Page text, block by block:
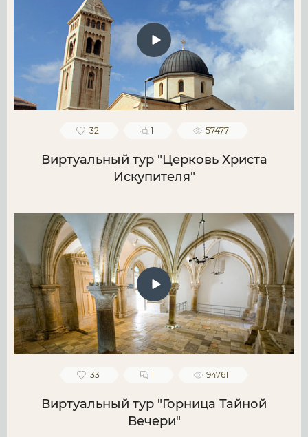
32 1 57477
Виртуальный тур "Церковь Христа
Искупителя"
33 1 94761
Виртуальный тур "Горница Тайной
Вечери"